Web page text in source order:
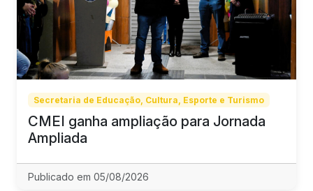
Secretaria de Educação, Cultura, Esporte e Turismo
CMEI ganha ampliação para Jornada
Ampliada
Publicado em 05/08/2026